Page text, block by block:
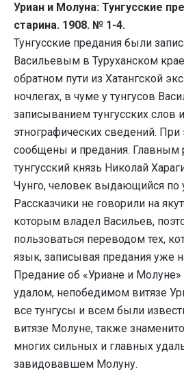
Уриан и Молуна: Тунгусские
старина. 1908. № 1-4.
Тунгусские предания были
Васильевым в Туруханском
обратном пути из Хатангской
ночлегах, в чуме у тунгусов
записыванием тунгусских слов
этнографических сведений.
сообщены и предания. Главным
тунгусский князь Николай
Чунго, человек выдающийся по
Рассказчики не говорили на
которым владел Васильев,
пользоваться переводом тех,
язык, записывая предания уже
Предание об «Уриане и Молуне»
удалом, непобедимом витязе
все тунгусы и всем были
витязе Молуне, также
многих сильных и главных
завидовавшем Молуну.